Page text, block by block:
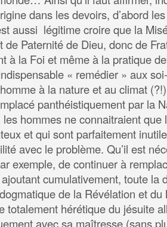
dans les devoirs, d’abord
aussi légitime croire que la
de Paternité de Dieu, donc de
à la Foi et même à la pratique
« remédier » aux
à la nature et au climat
panthéistiquement par la
hommes ne connaitraient que
et qui sont parfaitement
avec le problème. Qu’il est
exemple, de continuer à
cumulativement, toute la
de la Révélation et
totalement hérétique du jésuite
avec sa maîtresse (sans